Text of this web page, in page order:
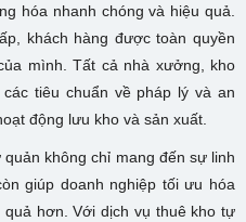
hóa nhanh chóng và hiệu quả.
khách hàng được toàn quyền
mình. Tất cả nhà xưởng, kho
tiêu chuẩn về pháp lý và an
động lưu kho và sản xuất.
không chỉ mang đến sự linh
giúp doanh nghiệp tối ưu hóa
hơn. Với dịch vụ thuê kho tự